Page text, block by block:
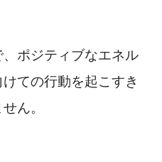
ポジティブなエネル
ての行動を起こすき
ん。